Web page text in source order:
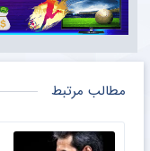
مطالب مرتبط